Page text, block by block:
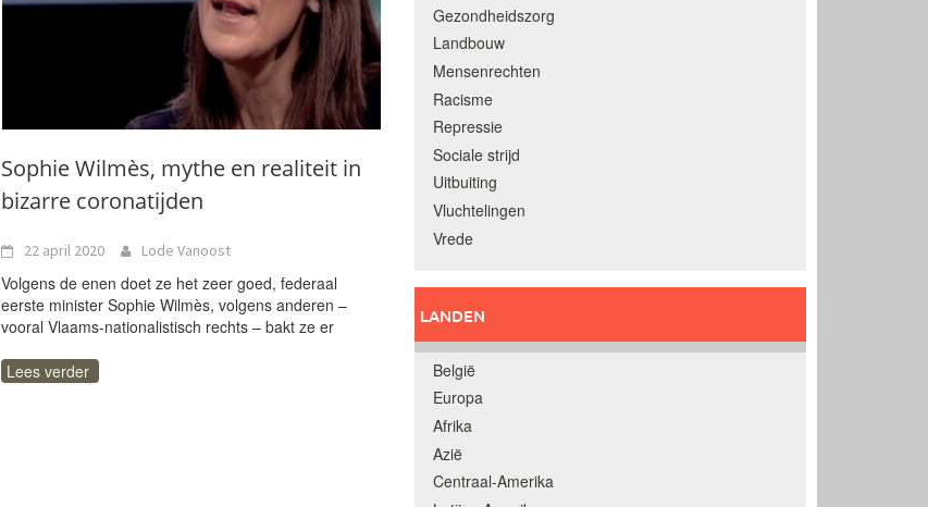
Sophie Wilmès, mythe en realiteit in
bizarre coronatijden
22 april 2020 Lode Vanoost
Volgens de enen doet ze het zeer goed, federaal
eerste minister Sophie Wilmès, volgens anderen –
vooral Vlaams-nationalistisch rechts – bakt ze er
Lees verder
Gezondheidszorg
Landbouw
Mensenrechten
Racisme
Repressie
Sociale strijd
Uitbuiting
Vluchtelingen
Vrede
LANDEN
België
Europa
Afrika
Azië
Centraal-Amerika